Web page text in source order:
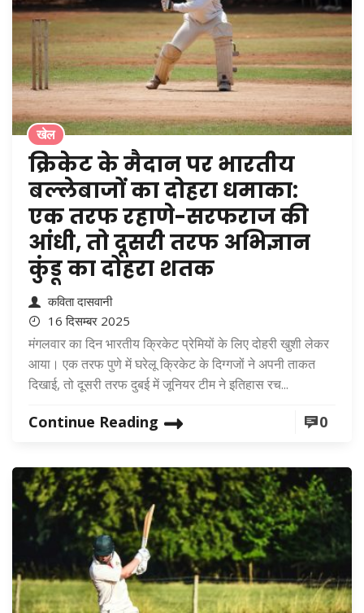
खेल
क्रिकेट के मैदान पर भारतीय
बल्लेबाजों का दोहरा धमाका:
एक तरफ रहाणे-सरफराज की
आंधी, तो दूसरी तरफ अभिज्ञान
कुंडू का दोहरा शतक
कविता दासवानी
16 दिसम्बर 2025
मंगलवार का दिन भारतीय क्रिकेट प्रेमियों के लिए दोहरी खुशी लेकर
आया। एक तरफ पुणे में घरेलू क्रिकेट के दिग्गजों ने अपनी ताकत
दिखाई, तो दूसरी तरफ दुबई में जूनियर टीम ने इतिहास रच...
Continue Reading 0